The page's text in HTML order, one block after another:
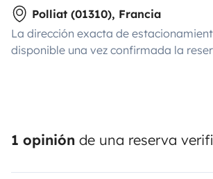
Polliat (01310), Francia
La dirección exacta de
disponible una vez confirmada la
1 opinión de una reserva